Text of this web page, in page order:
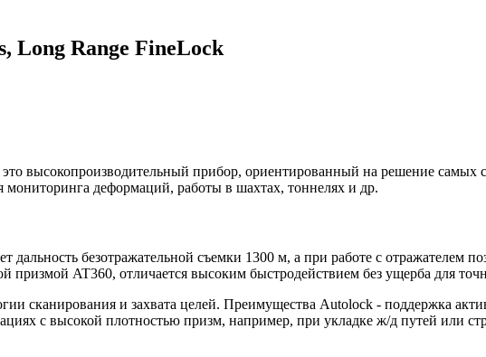
Long Range FineLock
высокопроизводительный прибор, ориентированный на решение самых
деформаций, работы в шахтах, тоннелях и др.
безотражательной съемки 1300 м, а при работе с отражателем
призмой AT360, отличается высоким быстродействием без ущерба для
сканирования и захвата целей. Преимущества Autolock - поддержка
с высокой плотностью призм, например, при укладке ж/д путей или